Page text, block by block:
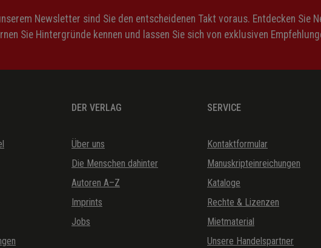
Newsletter sind Sie den entscheidenen Takt voraus. Entdecken Sie
Sie Hintergründe kennen und lassen Sie sich von exklusiven
DER VERLAG
Über uns
Die Menschen dahinter
Autoren A–Z
Imprints
Jobs
SERVICE
Kontaktformular
Manuskripteinreichungen
Kataloge
Rechte & Lizenzen
Mietmaterial
Unsere Handelspartner